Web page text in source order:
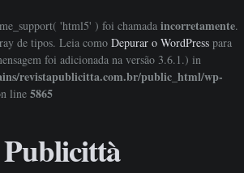
'html5' ) foi chamada incorretamente.
de tipos. Leia como Depurar o WordPress para
foi adicionada na versão 3.6.1.) in
revistapublicitta.com.br/public_html/wp-
line 5865
Publicittà